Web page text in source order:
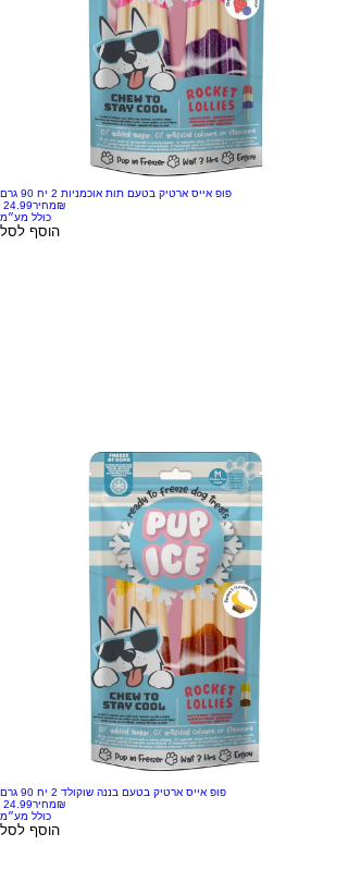
פופ אייס ארטיק בטעם תות אוכמניות 2 יח 90 גרם
מחיר‏24.99 ‏₪
כולל מע״מ
הוסף לסל
פופ אייס ארטיק בטעם בננה שוקולד 2 יח 90 גרם
מחיר‏24.99 ‏₪
כולל מע״מ
הוסף לסל